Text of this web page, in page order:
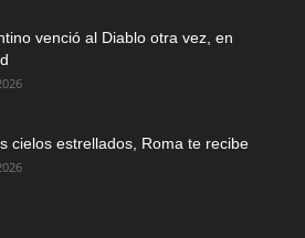
venció al Diablo otra vez, en
cielos estrellados, Roma te recibe